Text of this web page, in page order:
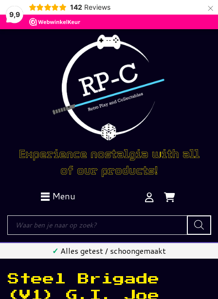
9,9
142 Reviews ×
Experience nostalgia with all
of our products!
Menu
Producten
zoeken
✓ Alles getest / schoongemaakt
Steel Brigade
(V1) G.I. Joe